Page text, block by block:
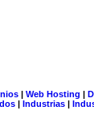
| Web Hosting |
| Industrias |